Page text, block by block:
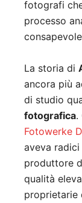
fotografi
processo
La storia di
ancora più
di studio
fotografica.
Fotowerke
aveva
produttore
qualità
proprietarie